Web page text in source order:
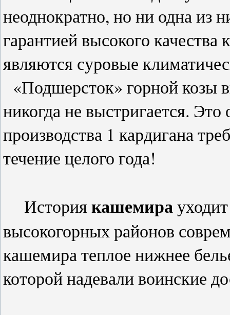
неоднократно, но ни одна из
гарантией высокого
являются суровые
«Подшерсток» горной козы
никогда не выстригается.
производства 1 кардигана
течение целого года!
Историякашемира
высокогорных районов
кашемира теплое нижнее
которой надевали воинские